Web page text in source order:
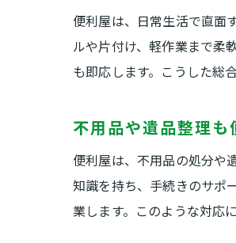
便利屋は、日常生活で直面
ルや片付け、軽作業まで柔
も即応します。こうした総
不用品や遺品整理
便利屋は、不用品の処分や
知識を持ち、手続きのサポ
業します。このような対応